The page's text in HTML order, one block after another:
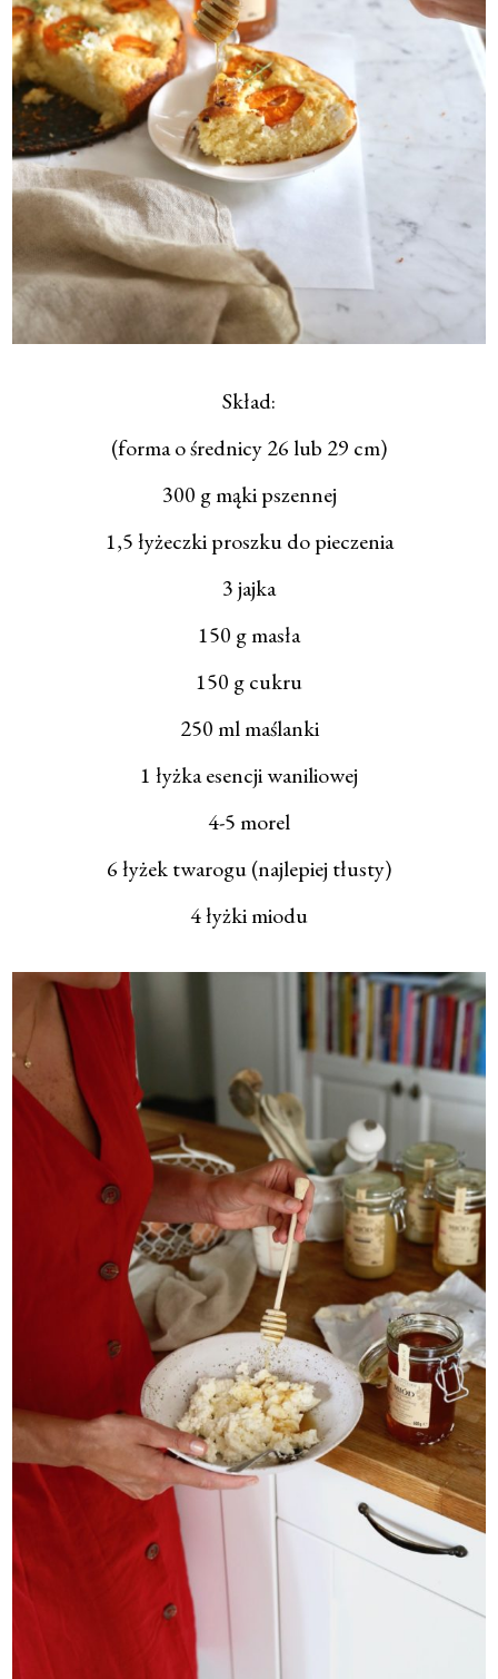
Skład:
(forma o średnicy 26 lub 29 cm)
300 g mąki pszennej
1,5 łyżeczki proszku do pieczenia
3 jajka
150 g masła
150 g cukru
250 ml maślanki
1 łyżka esencji waniliowej
4-5 morel
6 łyżek twarogu (najlepiej tłusty)
4 łyżki miodu